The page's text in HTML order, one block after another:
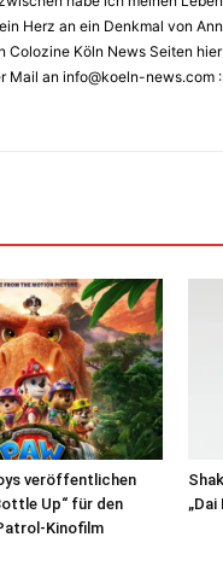
Herz an ein Denkmal von
Colozine Köln News Seiten
Mail an info@koeln-news.com
veröffentlichen
Up“ für den
Kinofilm